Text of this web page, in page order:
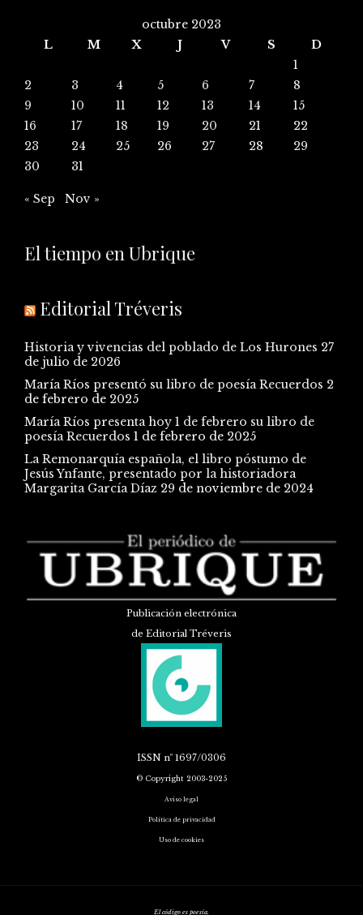
octubre 2023
L
M X J V S
D
1
2
3 4 5 6 7
8
9
10 11 12 13 14
15
16
17 18 19 20 21
22
23
24 25 26 27 28
29
30
31
« Sep Nov »
El tiempo en Ubrique
Editorial Tréveris
Historia y vivencias del poblado de Los Hurones 27
de julio de 2026
María Ríos presentó su libro de poesía Recuerdos 2
de febrero de 2025
María Ríos presenta hoy 1 de febrero su libro de
poesía Recuerdos 1 de febrero de 2025
La Remonarquía española, el libro póstumo de
Jesús Ynfante, presentado por la historiadora
Margarita García Díaz 29 de noviembre de 2024
Publicación electrónica
de Editorial Tréveris
ISSN nº 1697/0306
© Copyright 2003-2025
Aviso legal
Política de privacidad
Uso de cookies
El código es poesía.